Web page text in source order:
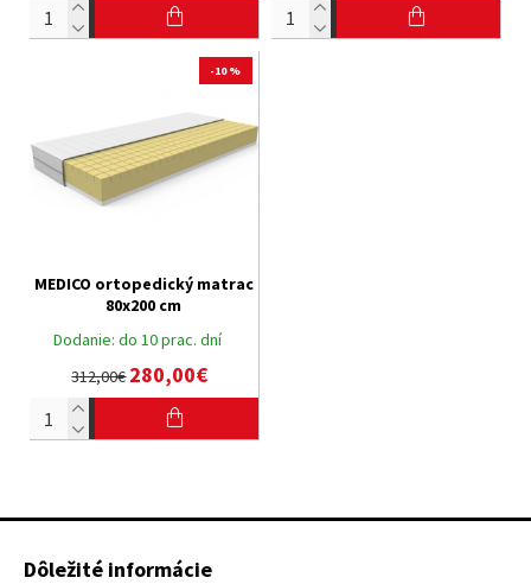
-10 %
Dodanie: do 10 prac. dní
MEDICO ortopedický matrac
80x200 cm
312,00€280,00€
Dôležité informácie